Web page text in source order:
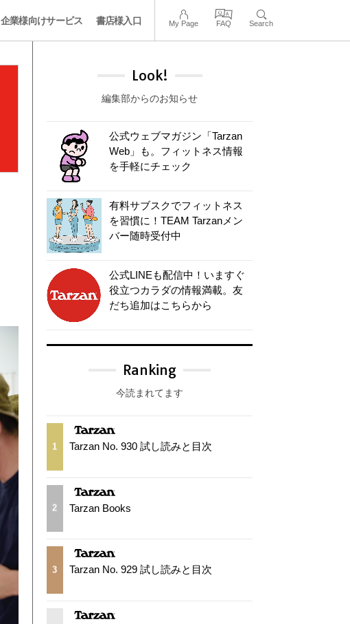
企業様向けサービス 書店様入口 My Page FAQ Search
Look!
編集部からのお知らせ
公式ウェブマガジン「Tarzan
Web」も。フィットネス情報
を手軽にチェック
有料サブスクでフィットネス
を習慣に！TEAM Tarzanメン
バー随時受付中
公式LINEも配信中！いますぐ
役立つカラダの情報満載。友
だち追加はこちらから
Ranking
今読まれてます
1 Tarzan No. 930 試し読みと目次
2 Tarzan Books
3 Tarzan No. 929 試し読みと目次